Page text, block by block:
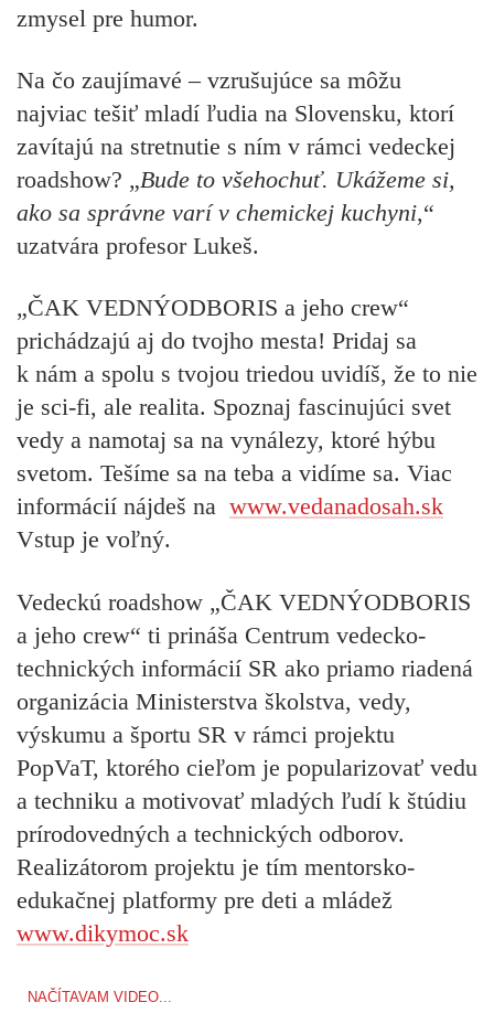
zmysel pre humor.
Na čo zaujímavé – vzrušujúce sa môžu
najviac tešiť mladí ľudia na Slovensku, ktorí
zavítajú na stretnutie s ním v rámci vedeckej
roadshow? „Bude to všehochuť. Ukážeme si,
ako sa správne varí v chemickej kuchyni,“
uzatvára profesor Lukeš.
„ČAK VEDNÝODBORIS a jeho crew“
prichádzajú aj do tvojho mesta! Pridaj sa
k nám a spolu s tvojou triedou uvidíš, že to nie
je sci-fi, ale realita. Spoznaj fascinujúci svet
vedy a namotaj sa na vynálezy, ktoré hýbu
svetom. Tešíme sa na teba a vidíme sa. Viac
informácií nájdeš na www.vedanadosah.sk
Vstup je voľný.
Vedeckú roadshow „ČAK VEDNÝODBORIS
a jeho crew“ ti prináša Centrum vedecko-
technických informácií SR ako priamo riadená
organizácia Ministerstva školstva, vedy,
výskumu a športu SR v rámci projektu
PopVaT, ktorého cieľom je popularizovať vedu
a techniku a motivovať mladých ľudí k štúdiu
prírodovedných a technických odborov.
Realizátorom projektu je tím mentorsko-
edukačnej platformy pre deti a mládež
www.dikymoc.sk
NAČÍTAVAM VIDEO...